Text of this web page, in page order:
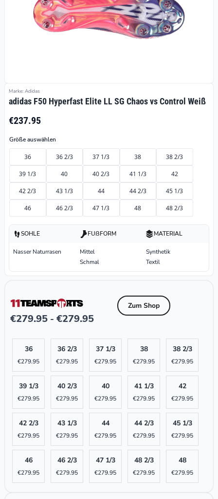
Marke: Adidas
adidas F50 Hyperfast Elite LL SG Chaos vs Control Weiß
€237.95
Größe auswählen
36 36 2/3 37 1/3 38 38 2/3
39 1/3 40 40 2/3 41 1/3 42
42 2/3 43 1/3 44 44 2/3 45 1/3
46 46 2/3 47 1/3 48 48 2/3
SOHLE
Nasser Naturrasen
FUßFORM
Mittel
Schmal
MATERIAL
Synthetik
Textil
€279.95 - €279.95
Zum Shop
36
€279.95
36 2/3
€279.95
37 1/3
€279.95
38
€279.95
38 2/3
€279.95
39 1/3
€279.95
40 2/3
€279.95
40
€279.95
41 1/3
€279.95
42
€279.95
42 2/3
€279.95
43 1/3
€279.95
44
€279.95
44 2/3
€279.95
45 1/3
€279.95
46
€279.95
46 2/3
€279.95
47 1/3
€279.95
48 2/3
€279.95
48
€279.95